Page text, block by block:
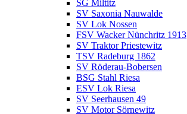
SG Miltitz
SV Saxonia Nauwalde
SV Lok Nossen
FSV Wacker Nünchritz 1913
SV Traktor Priestewitz
TSV Radeburg 1862
SV Röderau-Bobersen
BSG Stahl Riesa
ESV Lok Riesa
SV Seerhausen 49
SV Motor Sörnewitz